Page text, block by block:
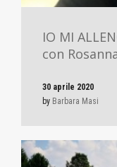
IO MI
con
30 aprile 2020
by Barbara Masi